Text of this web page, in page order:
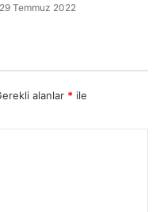
29 Temmuz 2022
alanlar * ile